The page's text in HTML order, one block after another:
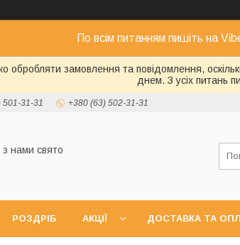
По всім питанням пишіть на
обробляти замовлення та повідомлення,
днем. З усіх питань
501-31-31 +380 (63) 502-31-31
нами свято
РОЗДРІБ АКЦІЇ ДОСТАВКА ТА